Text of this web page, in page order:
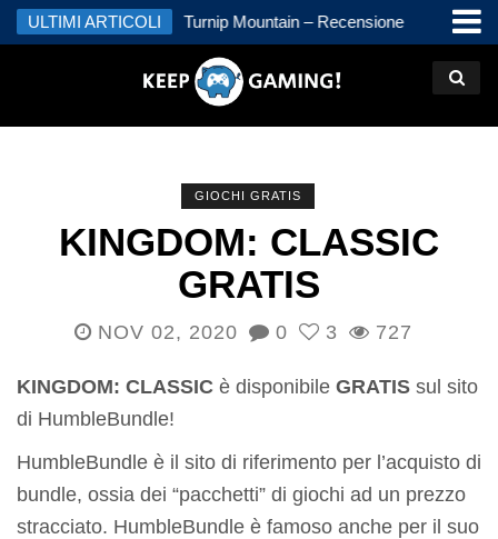
ULTIMI ARTICOLI
– Recensione Turnip Mountain – Recensione
HumbleBundle!
GIOCHI GRATIS
KINGDOM: CLASSIC
GRATIS
NOV 02, 2020 0 3 727
KINGDOM: CLASSIC è disponibile GRATIS sul sito
di HumbleBundle!
HumbleBundle è il sito di riferimento per l’acquisto di
bundle, ossia dei “pacchetti” di giochi ad un prezzo
stracciato. HumbleBundle è famoso anche per il suo